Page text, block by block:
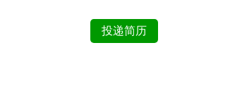
投递简历